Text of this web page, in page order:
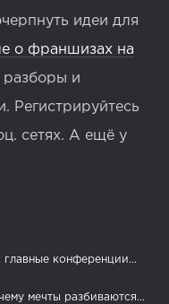
идеи для
о франшизах на
разборы и
Регистрируйтесь
сетях. А ещё у
конференции...
мечты разбиваются...